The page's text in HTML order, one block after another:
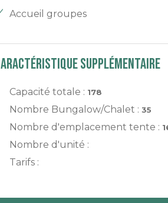
Accueil groupes
Caractéristique supplémentaire
Capacité totale : 178
Nombre Bungalow/Chalet : 35
Nombre d'emplacement tente :
Nombre d'unité :
Tarifs :